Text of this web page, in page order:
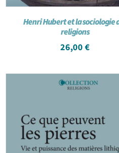
Henri Hubert et la sociologie
religions
26,00€